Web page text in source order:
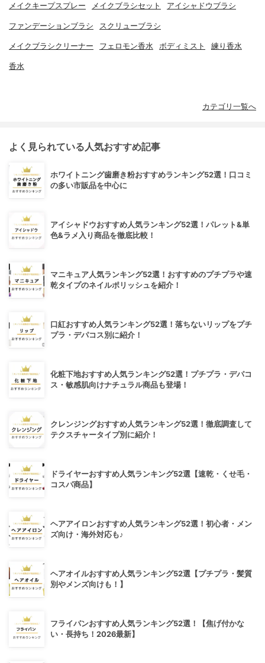
メイクキープスプレー メイクブラシセット アイシャドウブラシ
ファンデーションブラシ スクリューブラシ
メイクブラシクリーナー フェロモン香水 ボディミスト 練り香水
香水
カテゴリ一覧へ
よく見られている人気おすすめ記事
ホワイトニング歯磨き粉おすすめランキング52選！口コミ
の多い市販品を中心に
アイシャドウおすすめ人気ランキング52選！パレット&単
色&ラメ入り商品を徹底比較！
マニキュア人気ランキング52選！おすすめのプチプラや速
乾タイプのネイルポリッシュを紹介！
口紅おすすめ人気ランキング52選！落ちないリップをプチ
プラ・デパコス別に紹介！
化粧下地おすすめ人気ランキング52選！プチプラ・デパコ
ス・敏感肌向けナチュラル商品も登場！
クレンジングおすすめ人気ランキング52選！徹底調査して
テクスチャータイプ別に紹介！
ドライヤーおすすめ人気ランキング52選【速乾・くせ毛・
コスパ商品】
ヘアアイロンおすすめ人気ランキング52選！初心者・メン
ズ向け・海外対応も♪
ヘアオイルおすすめ人気ランキング52選【プチプラ・髪質
別やメンズ向けも！】
フライパンおすすめ人気ランキング52選！【焦げ付かな
い・長持ち！2026最新】